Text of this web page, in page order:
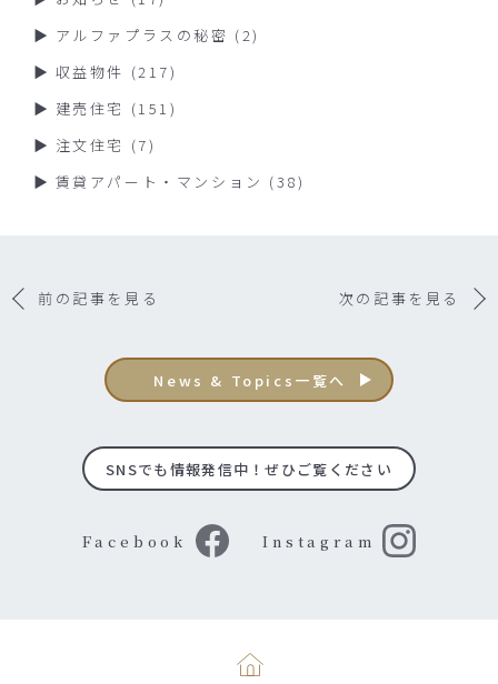
アルファプラスの秘密 (2)
収益物件 (217)
建売住宅 (151)
注文住宅 (7)
賃貸アパート・マンション (38)
前の記事を見る 次の記事を見る
News & Topics一覧へ
SNSでも情報発信中！ぜひご覧ください
Facebook Instagram